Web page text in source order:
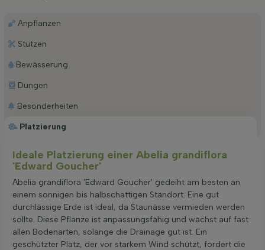
Platzierung
Anpflanzen
Stutzen
Bewässerung
Düngen
Besonderheiten
Ideale Platzierung einer Abelia grandiflora
'Edward Goucher'
Abelia grandiflora 'Edward Goucher' gedeiht am besten an
einem sonnigen bis halbschattigen Standort. Eine gut
durchlässige Erde ist ideal, da Staunässe vermieden werden
sollte. Diese Pflanze ist anpassungsfähig und wächst auf fast
allen Bodenarten, solange die Drainage gut ist. Ein
geschützter Platz, der vor starkem Wind schützt, fördert die